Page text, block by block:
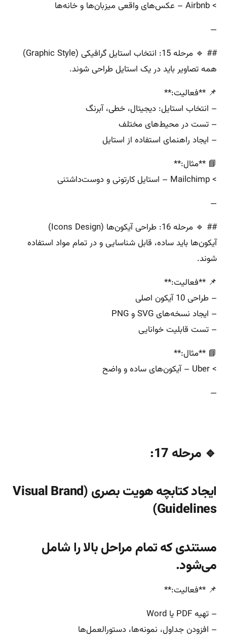
> Airbnb – عکس‌های واقعی میزبان‌ها و خانه‌ها
—
## 🔹 مرحله 15: انتخاب استایل گرافیکی (Graphic Style)
همه تصاویر باید در یک استایل طراحی شوند.
📌 **فعالیت:**
– انتخاب استایل: دیجیتال، خطی، آبرنگ
– تست در محیط‌های مختلف
– ایجاد راهنمای استفاده از استایل
📘 **مثال:**
> Mailchimp – استایل کارتونی و دوست‌داشتنی
—
## 🔹 مرحله 16: طراحی آیکون‌ها (Icons Design)
آیکون‌ها باید ساده، قابل شناسایی و در تمام مواد استفاده
شوند.
📌 **فعالیت:**
– طراحی 10 آیکون اصلی
– ایجاد نسخه‌های SVG و PNG
– تست قابلیت خوانایی
📘 **مثال:**
> Uber – آیکون‌های ساده و واضح
—
🔹 مرحله 17:
ایجاد کتابچه هویت بصری (Visual Brand
Guidelines)
مستندی که تمام مراحل بالا را شامل
می‌شود.
📌 **فعالیت:**
– تهیه PDF یا Word
– افزودن جداول، نمونه‌ها، دستورالعمل‌ها